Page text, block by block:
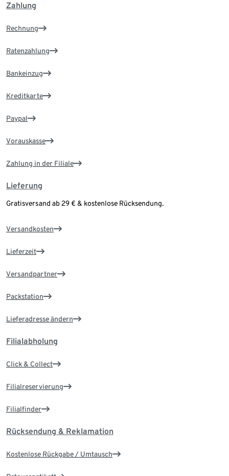
Zahlung
Rechnung
Ratenzahlung
Bankeinzug
Kreditkarte
Paypal
Vorauskasse
Zahlung in der Filiale
Lieferung
Gratisversand ab 29 € & kostenlose Rücksendung.
Versandkosten
Lieferzeit
Versandpartner
Packstation
Lieferadresse ändern
Filialabholung
Click & Collect
Filialreservierung
Filialfinder
Rücksendung & Reklamation
Kostenlose Rückgabe / Umtausch